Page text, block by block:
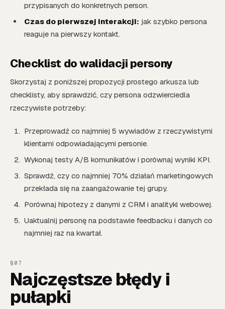
przypisanych do konkretnych person.
Czas do pierwszej interakcji: jak szybko persona
reaguje na pierwszy kontakt.
Checklist do walidacji persony
Skorzystaj z poniższej propozycji prostego arkusza lub
checklisty, aby sprawdzić, czy persona odzwierciedla
rzeczywiste potrzeby:
Przeprowadź co najmniej 5 wywiadów z rzeczywistymi
klientami odpowiadającymi personie.
Wykonaj testy A/B komunikatów i porównaj wyniki KPI.
Sprawdź, czy co najmniej 70% działań marketingowych
przekłada się na zaangażowanie tej grupy.
Porównaj hipotezy z danymi z CRM i analityki webowej.
Uaktualnij personę na podstawie feedbacku i danych co
najmniej raz na kwartał.
Najczęstsze błędy i
pułapki